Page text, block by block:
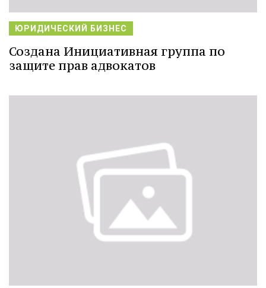
ЮРИДИЧЕСКИЙ БИЗНЕС
Создана Инициативная группа по
защите прав адвокатов